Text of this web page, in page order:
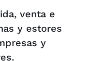
venta e
y estores
y